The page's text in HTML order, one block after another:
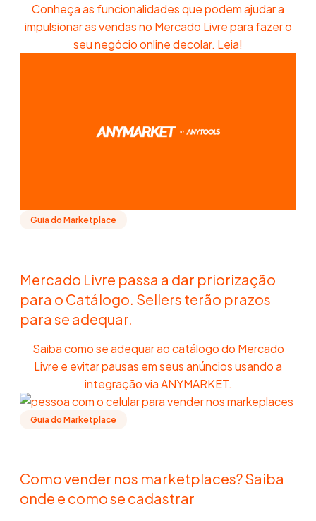
Conheça as funcionalidades que podem ajudar a
impulsionar as vendas no Mercado Livre para fazer o
seu negócio online decolar. Leia!
Guia do Marketplace
Mercado Livre passa a dar priorização
para o Catálogo. Sellers terão prazos
para se adequar.
Saiba como se adequar ao catálogo do Mercado
Livre e evitar pausas em seus anúncios usando a
integração via ANYMARKET.
Guia do Marketplace
Como vender nos marketplaces? Saiba
onde e como se cadastrar